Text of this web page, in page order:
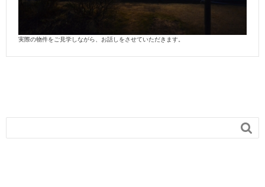
実際の物件をご見学しながら、お話しをさせていただきます。
